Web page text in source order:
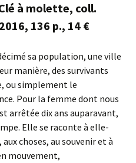
à molette, coll.
136 p., 14 €
sa population, une ville
manière, des survivants
ou simplement le
Pour la femme dont nous
arrêtée dix ans auparavant,
Elle se raconte à elle-
choses, au souvenir et à
mouvement,